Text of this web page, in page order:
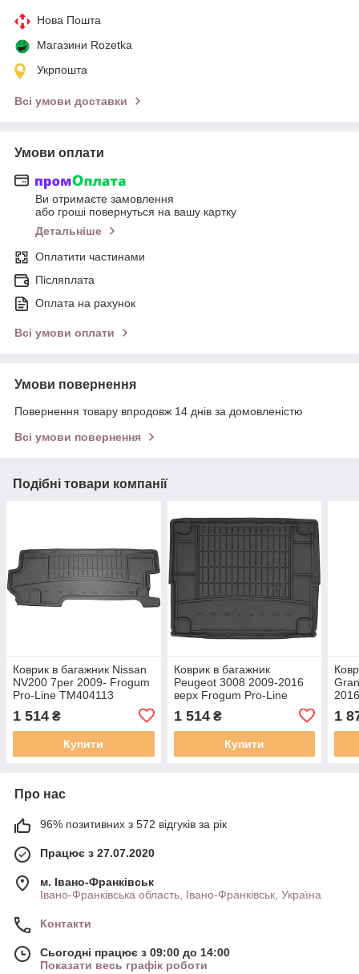
Нова Пошта
Магазини Rozetka
Укрпошта
Всі умови доставки
Умови оплати
Ви отримаєте замовлення
або гроші повернуться на вашу картку
Детальніше
Оплатити частинами
Післяплата
Оплата на рахунок
Всі умови оплати
Умови повернення
Повернення товару впродовж 14 днів за домовленістю
Всі умови повернення
Подібні товари компанії
Коврик в багажник Nissan
NV200 7per 2009- Frogum
Pro-Line TM404113
1 514 ₴
Купити
Коврик в багажник
Peugeot 3008 2009-2016
верх Frogum Pro-Line
1 514₴
Купити
1
Про нас
96% позитивних з 572 відгуків за рік
Працює з 27.07.2020
м. Івано-Франківськ
Івано-Франківська область, Івано-Франківськ, Україна
Контакти
Сьогодні працює з 09:00 до 14:00
Показати весь графік роботи